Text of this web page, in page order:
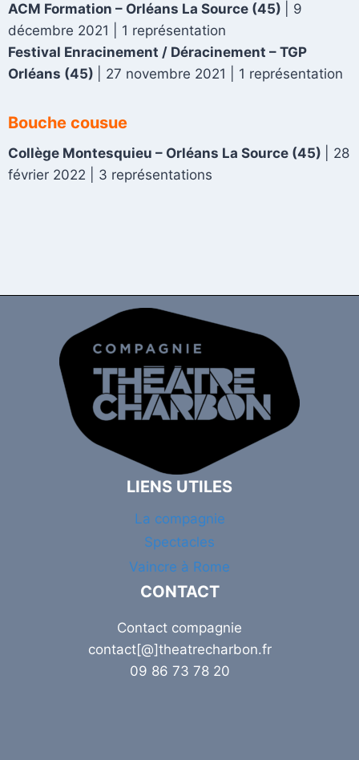
ACM Formation – Orléans La Source (45)
9
décembre 2021
| 1 représentation
Festival Enracinement / Déracinement – TGP
Orléans (45) 27 novembre 2021 | 1 représentation
Bouche cousue
Collège Montesquieu – Orléans La Source (45)
| 28
février 2022 | 3 représentations
LIENS UTILES
La compagnie
Spectacles
Vaincre à Rome
CONTACT
Contact compagnie
contact[@]theatrecharbon.fr
09 86 73 78 20